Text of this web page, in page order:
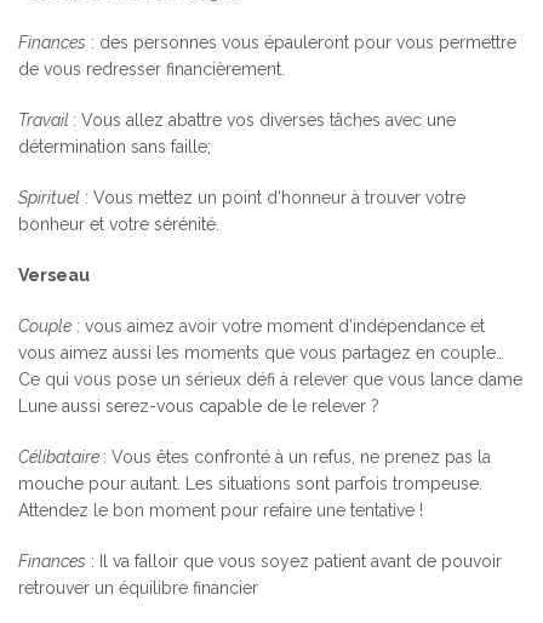
Finances : des personnes vous épauleront pour vous permettre
de vous redresser financièrement.
Travail : Vous allez abattre vos diverses tâches avec une
détermination sans faille;
Spirituel : Vous mettez un point d’honneur à trouver votre
bonheur et votre sérénité.
Verseau
Couple : vous aimez avoir votre moment d’indépendance et
vous aimez aussi les moments que vous partagez en couple…
Ce qui vous pose un sérieux défi à relever que vous lance dame
Lune aussi serez-vous capable de le relever ?
Célibataire : Vous êtes confronté à un refus, ne prenez pas la
mouche pour autant. Les situations sont parfois trompeuse.
Attendez le bon moment pour refaire une tentative !
Finances : Il va falloir que vous soyez patient avant de pouvoir
retrouver un équilibre financier